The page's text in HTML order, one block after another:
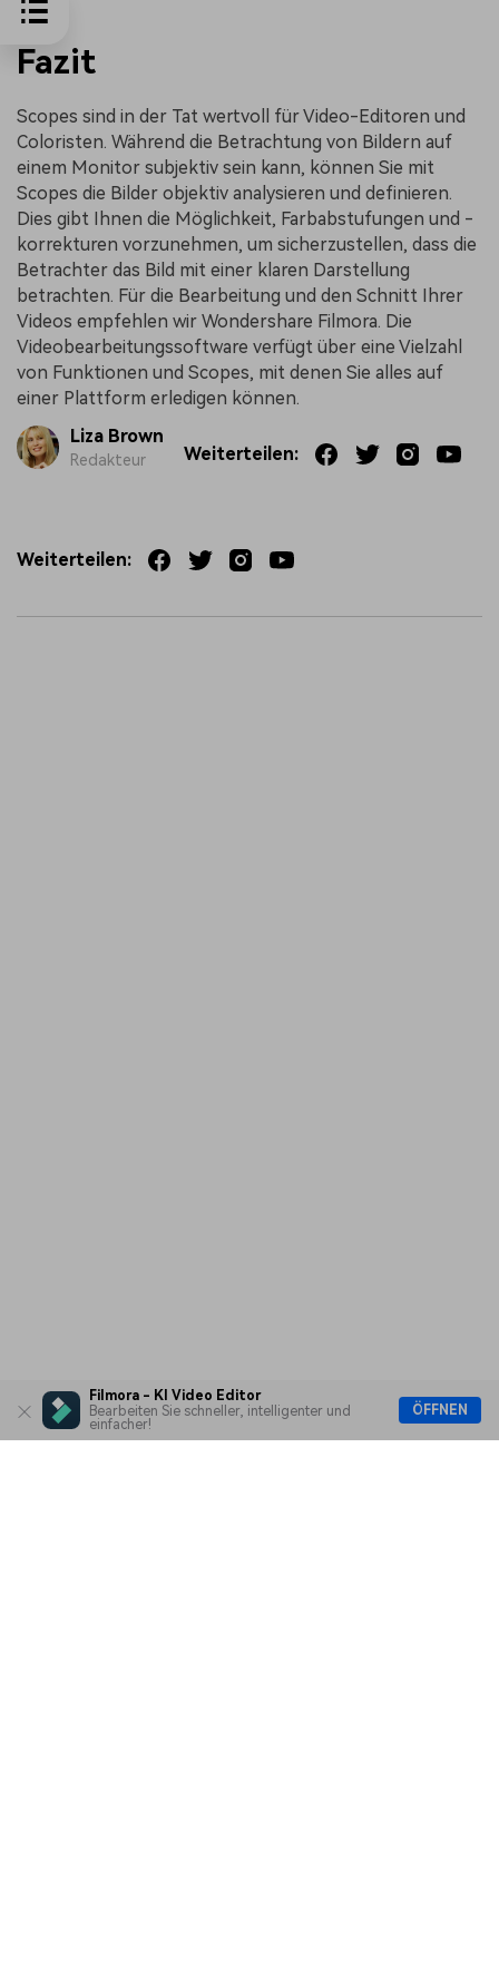
Filmora - KI Video Editor
Bearbeiten Sie schneller, intelligenter und
einfacher!
ÖFFNEN
Fazit
Scopes sind in der Tat wertvoll für Video-Editoren und
Coloristen. Während die Betrachtung von Bildern auf
einem Monitor subjektiv sein kann, können Sie mit
Scopes die Bilder objektiv analysieren und definieren.
Dies gibt Ihnen die Möglichkeit, Farbabstufungen und -
korrekturen vorzunehmen, um sicherzustellen, dass die
Betrachter das Bild mit einer klaren Darstellung
betrachten. Für die Bearbeitung und den Schnitt Ihrer
Videos empfehlen wir Wondershare Filmora. Die
Videobearbeitungssoftware verfügt über eine Vielzahl
von Funktionen und Scopes, mit denen Sie alles auf
einer Plattform erledigen können.
Liza Brown
Redakteur Weiterteilen:
Weiterteilen: